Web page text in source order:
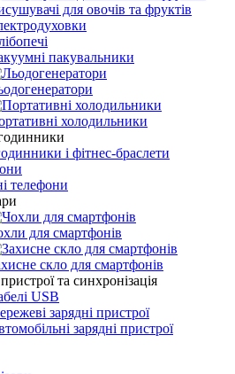
для овочів та фруктів
пакувальники
холодильники
і фітнес-браслети
телефони
для смартфонів
скло для смартфонів
та синхронізація
USB
зарядні пристрої
зарядні пристрої